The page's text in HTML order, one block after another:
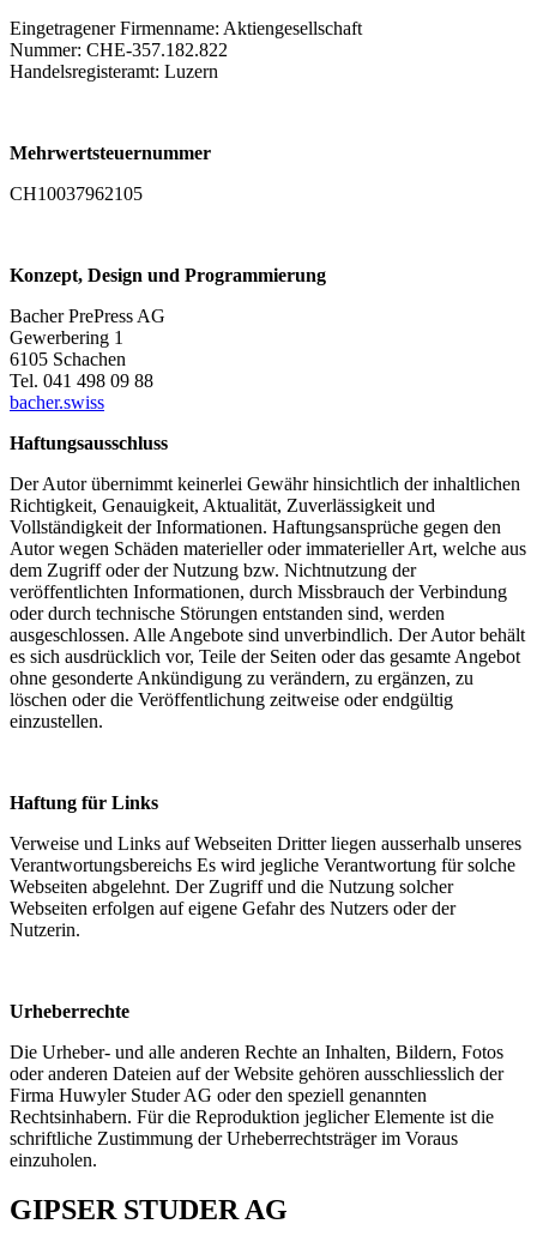
Eingetragener Firmenname: Aktiengesellschaft
Nummer: CHE‑357.182.822
Handelsregisteramt: Luzern
Mehrwertsteuernummer
CH10037962105
Konzept, Design und Programmierung
Bacher PrePress AG
Gewerbering 1
6105 Schachen
Tel. 041 498 09 88
bacher.swiss
Haftungsausschluss
Der Autor übernimmt keinerlei Gewähr hinsichtlich der inhaltlichen
Richtigkeit, Genauigkeit, Aktualität, Zuverlässigkeit und
Vollständigkeit der Informationen. Haftungsansprüche gegen den
Autor wegen Schäden materieller oder immaterieller Art, welche aus
dem Zugriff oder der Nutzung bzw. Nichtnutzung der
veröffentlichten Informationen, durch Missbrauch der Verbindung
oder durch technische Störungen entstanden sind, werden
ausgeschlossen. Alle Angebote sind unverbindlich. Der Autor behält
es sich ausdrücklich vor, Teile der Seiten oder das gesamte Angebot
ohne gesonderte Ankündigung zu verändern, zu ergänzen, zu
löschen oder die Veröffentlichung zeitweise oder endgültig
einzustellen.
Haftung für Links
Verweise und Links auf Webseiten Dritter liegen ausserhalb unseres
Verantwortungsbereichs Es wird jegliche Verantwortung für solche
Webseiten abgelehnt. Der Zugriff und die Nutzung solcher
Webseiten erfolgen auf eigene Gefahr des Nutzers oder der
Nutzerin.
Urheberrechte
Die Urheber- und alle anderen Rechte an Inhalten, Bildern, Fotos
oder anderen Dateien auf der Website gehören ausschliesslich der
Firma Huwyler Studer AG oder den speziell genannten
Rechtsinhabern. Für die Reproduktion jeglicher Elemente ist die
schriftliche Zustimmung der Urheberrechtsträger im Voraus
einzuholen.
GIPSER STUDER AG